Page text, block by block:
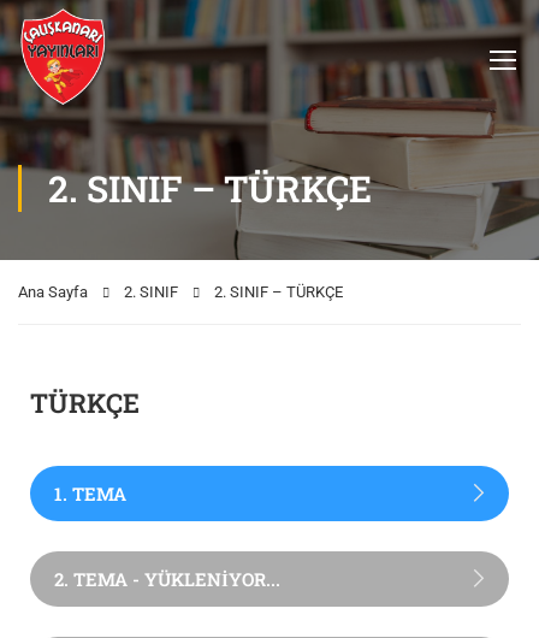
2. SINIF – TÜRKÇE
Ana Sayfa 2. SINIF 2. SINIF – TÜRKÇE
TÜRKÇE
1. TEMA
2. TEMA - YÜKLENİYOR...